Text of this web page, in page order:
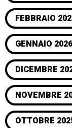
FEBBRAIO
GENNAIO 2026
DICEMBRE
NOVEMBRE
OTTOBRE